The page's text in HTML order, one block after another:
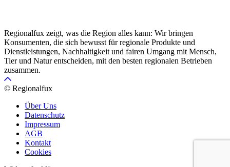
Regionalfux zeigt, was die Region alles kann: Wir bringen
Konsumenten, die sich bewusst für regionale Produkte und
Dienstleistungen, Nachhaltigkeit und fairen Umgang mit Mensch,
Tier und Natur entscheiden, mit den besten regionalen Betrieben
zusammen.
© Regionalfux
Über Uns
Datenschutz
Impressum
AGB
Kontakt
Cookies